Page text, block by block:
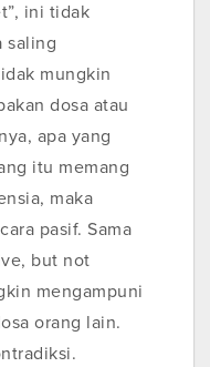
ini tidak
saling
mungkin
dosa atau
apa yang
itu memang
maka
pasif. Sama
but not
mengampuni
orang lain.